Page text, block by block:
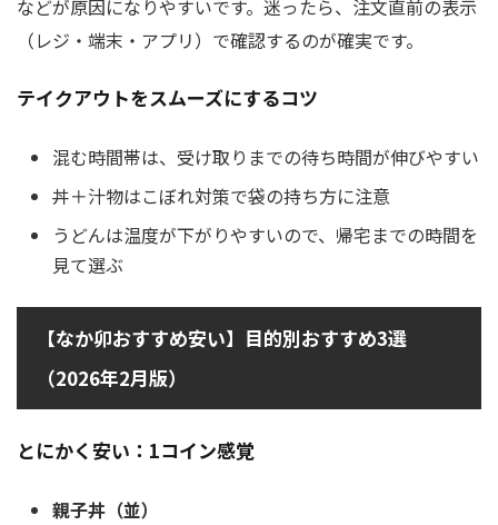
などが原因になりやすいです。迷ったら、注文直前の表示
（レジ・端末・アプリ）で確認するのが確実です。
テイクアウトをスムーズにするコツ
混む時間帯は、受け取りまでの待ち時間が伸びやすい
丼＋汁物はこぼれ対策で袋の持ち方に注意
うどんは温度が下がりやすいので、帰宅までの時間を
見て選ぶ
【なか卯おすすめ安い】目的別おすすめ3選
（2026年2月版）
とにかく安い：1コイン感覚
親子丼（並）